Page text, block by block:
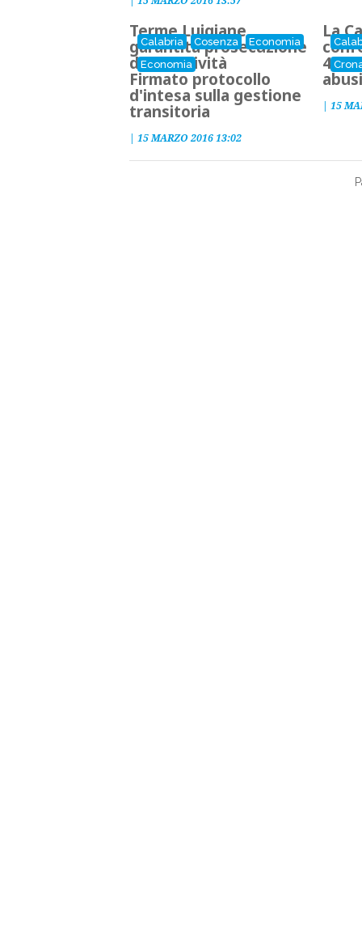
Calabria Cosenza
Economia
Economia
Terme Luigiane,
garantita prosecuzione
delle attività
Firmato protocollo
d'intesa sulla gestione
transitoria
| 15 MARZO 2016 13:02
La
|15